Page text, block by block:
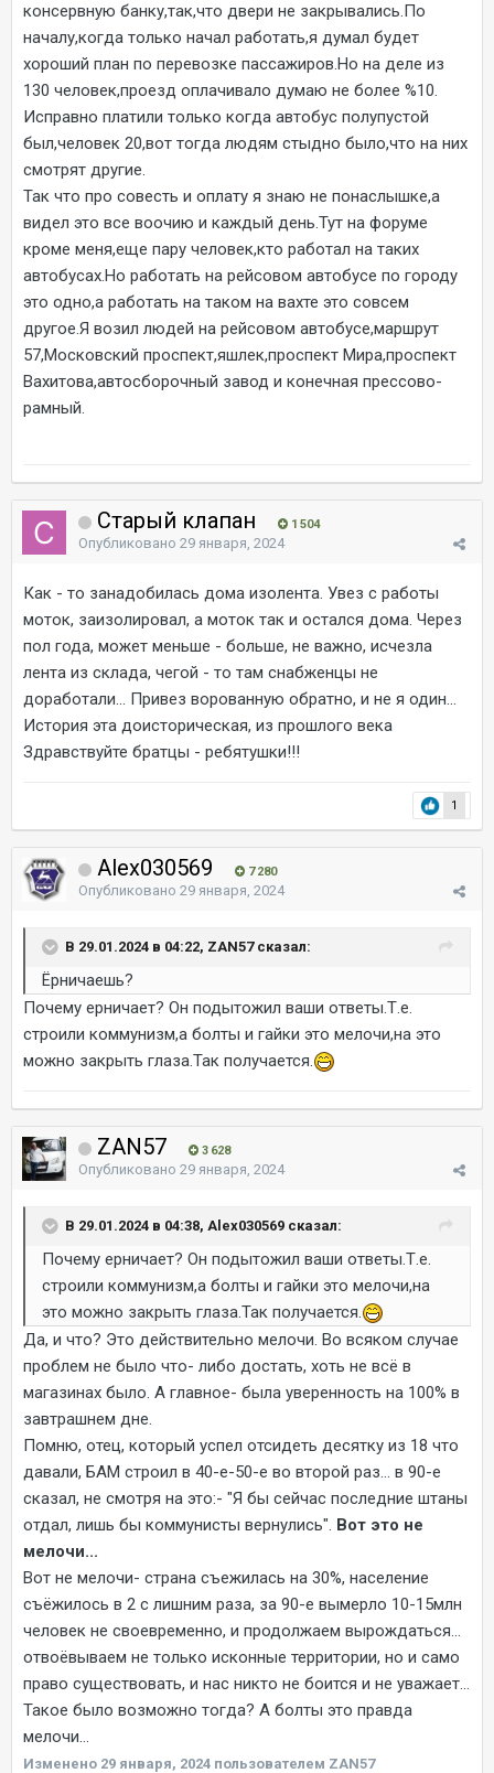
консервную банку,так,что двери не закрывались.По
началу,когда только начал работать,я думал будет
хороший план по перевозке пассажиров.Но на деле из
130 человек,проезд оплачивало думаю не более %10.
Исправно платили только когда автобус полупустой
был,человек 20,вот тогда людям стыдно было,что на них
смотрят другие.
Так что про совесть и оплату я знаю не понаслышке,а
видел это все воочию и каждый день.Тут на форуме
кроме меня,еще пару человек,кто работал на таких
автобусах.Но работать на рейсовом автобусе по городу
это одно,а работать на таком на вахте это совсем
другое.Я возил людей на рейсовом автобусе,маршрут
57,Московский проспект,яшлек,проспект Мира,проспект
Вахитова,автосборочный завод и конечная прессово-
рамный.
Старый клапан 1 504
Опубликовано 29 января, 2024
Как - то занадобилась дома изолента. Увез с работы
моток, заизолировал, а моток так и остался дома. Через
пол года, может меньше - больше, не важно, исчезла
лента из склада, чегой - то там снабженцы не
доработали... Привез ворованную обратно, и не я один...
История эта доисторическая, из прошлого века
Здравствуйте братцы - ребятушки!!!
1
Alex030569 7 280
Опубликовано 29 января, 2024
В 29.01.2024 в 04:22, ZAN57 сказал:
Ёрничаешь?
Почему ерничает? Он подытожил ваши ответы.Т.е.
строили коммунизм,а болты и гайки это мелочи,на это
можно закрыть глаза.Так получается.
ZAN57 3 628
Опубликовано 29 января, 2024
В 29.01.2024 в 04:38, Alex030569 сказал:
Почему ерничает? Он подытожил ваши ответы.Т.е.
строили коммунизм,а болты и гайки это мелочи,на
это можно закрыть глаза.Так получается.
Да, и что? Это действительно мелочи. Во всяком случае
проблем не было что- либо достать, хоть не всё в
магазинах было. А главное- была уверенность на 100% в
завтрашнем дне.
Помню, отец, который успел отсидеть десятку из 18 что
давали, БАМ строил в 40-е-50-е во второй раз... в 90-е
сказал, не смотря на это:- "Я бы сейчас последние штаны
отдал, лишь бы коммунисты вернулись". Вот это не
мелочи...
Вот не мелочи- страна съежилась на 30%, население
съёжилось в 2 с лишним раза, за 90-е вымерло 10-15млн
человек не своевременно, и продолжаем вырождаться...
отвоёвываем не только исконные территории, но и само
право существовать, и нас никто не боится и не уважает...
Такое было возможно тогда? А болты это правда
мелочи...
Изменено 29 января, 2024 пользователем ZAN57